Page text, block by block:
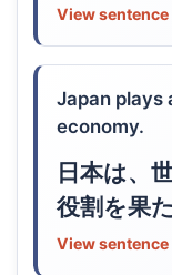
View
Japan plays
economy.
日本は、
役割を果
View